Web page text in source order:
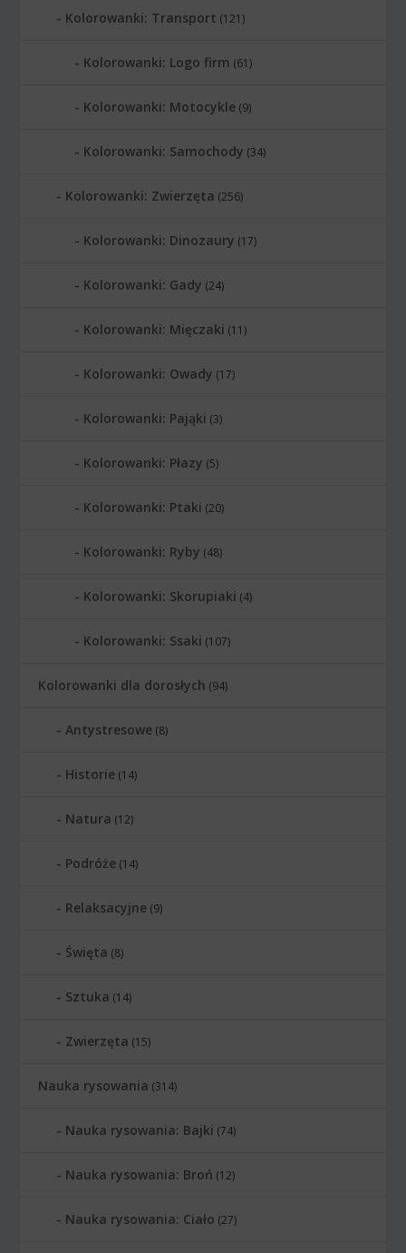
Kolorowanki: Transport (121)
Kolorowanki: Logo firm (61)
Kolorowanki: Motocykle (9)
Kolorowanki: Samochody (34)
Kolorowanki: Zwierzęta (256)
Kolorowanki: Dinozaury (17)
Kolorowanki: Gady (24)
Kolorowanki: Mięczaki (11)
Kolorowanki: Owady (17)
Kolorowanki: Pająki (3)
Kolorowanki: Płazy (5)
Kolorowanki: Ptaki (20)
Kolorowanki: Ryby (48)
Kolorowanki: Skorupiaki (4)
Kolorowanki: Ssaki (107)
Kolorowanki dla dorosłych (94)
Antystresowe (8)
Historie (14)
Natura (12)
Podróże (14)
Relaksacyjne (9)
Święta (8)
Sztuka (14)
Zwierzęta (15)
Nauka rysowania (314)
Nauka rysowania: Bajki (74)
Nauka rysowania: Broń (12)
Nauka rysowania: Ciało (27)